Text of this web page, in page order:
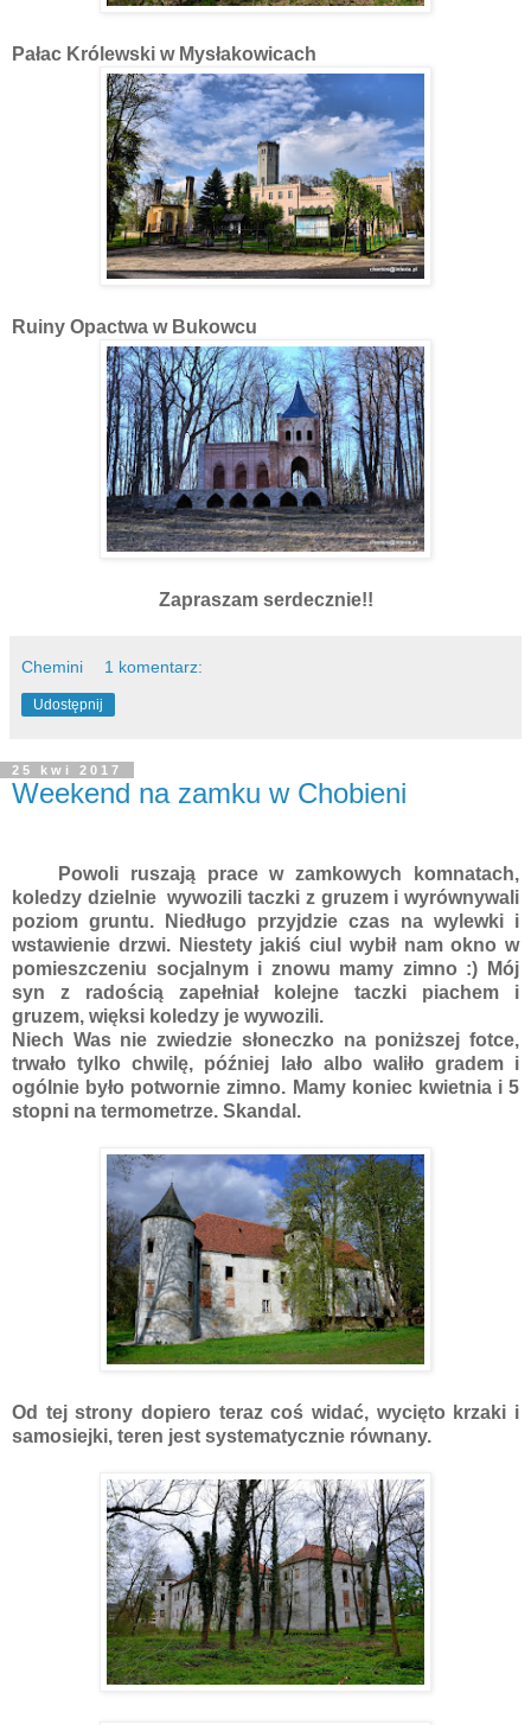
Pałac Królewski w Mysłakowicach
Ruiny Opactwa w Bukowcu
Zapraszam serdecznie!!
Chemini 1 komentarz:
Udostępnij
25 kwi 2017
Weekend na zamku w Chobieni
Powoli ruszają prace w zamkowych komnatach,
koledzy dzielnie wywozili taczki z gruzem i wyrównywali
poziom gruntu. Niedługo przyjdzie czas na wylewki i
wstawienie drzwi. Niestety jakiś ciul wybił nam okno w
pomieszczeniu socjalnym i znowu mamy zimno :) Mój
syn z radością zapełniał kolejne taczki piachem i
gruzem, więksi koledzy je wywozili.
Niech Was nie zwiedzie słoneczko na poniższej fotce,
trwało tylko chwilę, później lało albo waliło gradem i
ogólnie było potwornie zimno. Mamy koniec kwietnia i 5
stopni na termometrze. Skandal.
Od tej strony dopiero teraz coś widać, wycięto krzaki i
samosiejki, teren jest systematycznie równany.